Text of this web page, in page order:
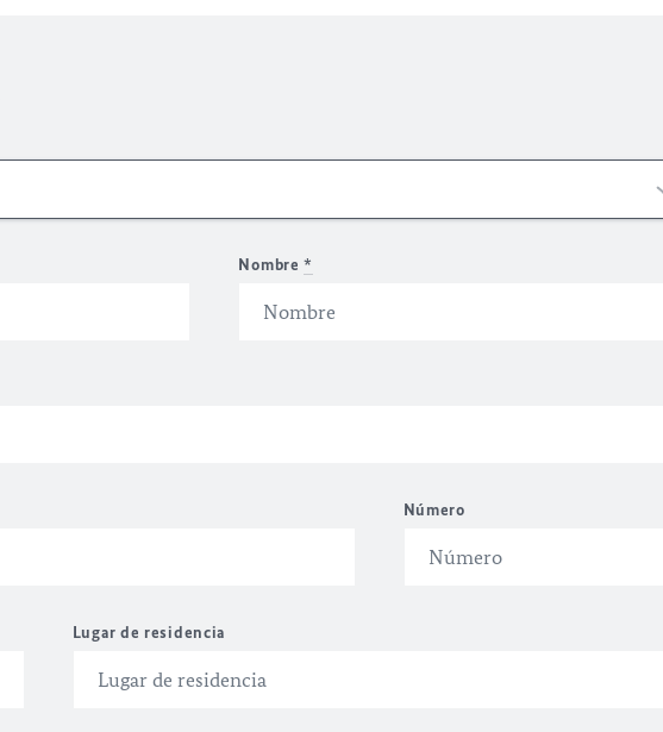
Nombre*
Número
Lugar de residencia